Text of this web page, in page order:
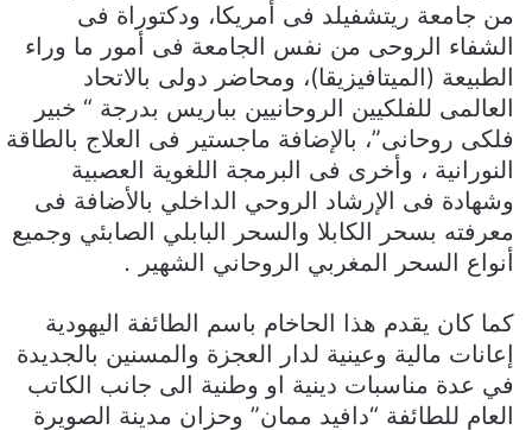
من جامعة ريتشفيلد فى أمريكا، ودكتوراة فى
الشفاء الروحى من نفس الجامعة فى أمور ما وراء
الطبيعة (الميتافيزيقا)، ومحاضر دولى بالاتحاد
العالمى للفلكيين الروحانيين بباريس بدرجة “ خبير
فلكى روحانى”، بالإضافة ماجستير فى العلاج بالطاقة
النورانية ، وأخرى فى البرمجة اللغوية العصبية
وشهادة فى الإرشاد الروحي الداخلي بالأضافة فى
معرفته بسحر الكابلا والسحر البابلي الصابئي وجميع
أنواع السحر المغربي الروحاني الشهير .
كما كان يقدم هذا الحاخام باسم الطائفة اليهودية
إعانات مالية وعينية لدار العجزة والمسنين بالجديدة
في عدة مناسبات دينية او وطنية الى جانب الكاتب
العام للطائفة “دافيد ممان” وحزان مدينة الصويرة